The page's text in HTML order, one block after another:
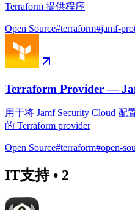
Terraform 提供程序
Open Source#terraform#jamf-
Terraform Provider —
用于将 Jamf Security Cloud
的 Terraform provider
Open Source#terraform#open-
IT支持• 2